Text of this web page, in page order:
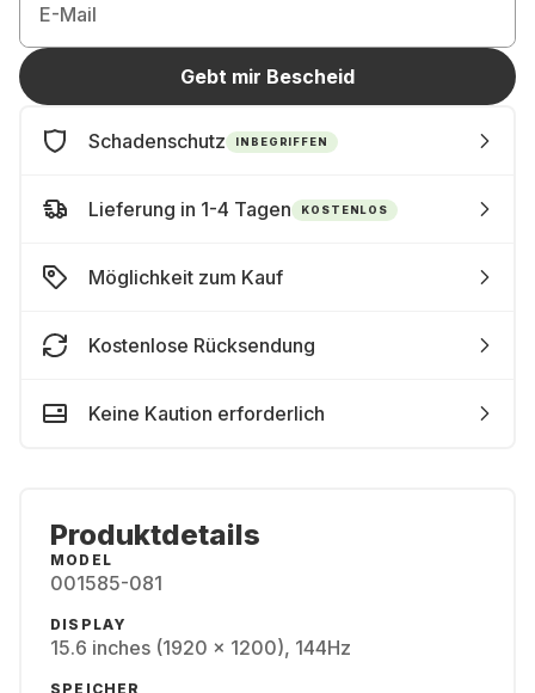
E-Mail
Gebt mir Bescheid
Schadenschutz INBEGRIFFEN
Lieferung in 1-4 Tagen KOSTENLOS
Möglichkeit zum Kauf
Kostenlose Rücksendung
Keine Kaution erforderlich
Produktdetails
MODEL
001585-081
DISPLAY
15.6 inches (1920 x 1200), 144Hz
SPEICHER